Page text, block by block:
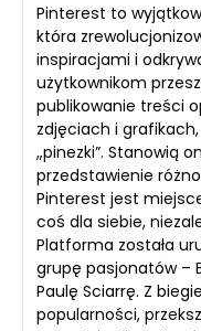
Pinterest to
która
inspiracjami i
użytkownikom
publikowanie treści
zdjęciach i
„pinezki”. Stanowią
przedstawienie
Pinterest jest
coś dla siebie,
Platforma została
grupę pasjonatów –
Paulę Sciarrę. Z
popularności,